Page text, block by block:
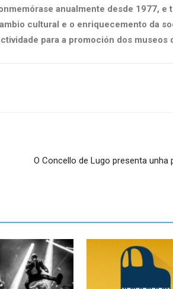
anualmente desde 1977,
cultural e o enriquecemento da
para a promoción dos museos
O Concello de Lugo presenta